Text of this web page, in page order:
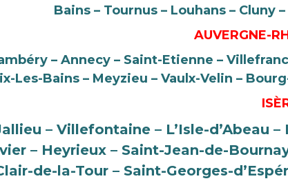
Bains – Tournus – Louhans – Cluny
AUVERGNE-
– Annecy – Saint-Etienne –
Les-Bains – Meyzieu – Vaulx-Velin –
– Villefontaine – L’Isle-d’Abeau
– Heyrieux – Saint-Jean-de-
de-la-Tour – Saint-Georges-